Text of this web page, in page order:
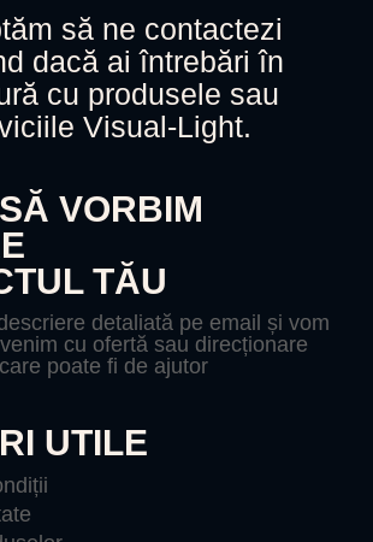
să ne contactezi
dacă ai întrebări în
cu produsele sau
Visual-Light.
VORBIM
TĂU
detaliată pe email și vom
cu ofertă sau direcționare
poate fi de ajutor
UTILE